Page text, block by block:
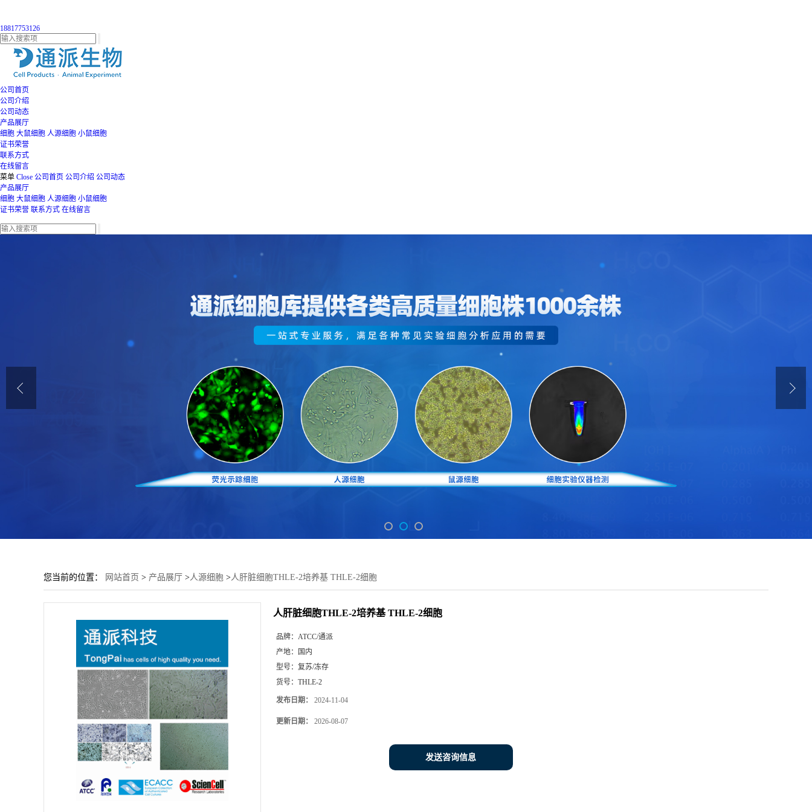
18817753126
公司首页
公司介绍
公司动态
产品展厅
细胞 大鼠细胞 人源细胞 小鼠细胞
证书荣誉
联系方式
在线留言
菜单 Close 公司首页 公司介绍 公司动态
产品展厅
细胞 大鼠细胞 人源细胞 小鼠细胞
证书荣誉 联系方式 在线留言
您当前的位置： 网站首页 > 产品展厅 >人源细胞 >人肝脏细胞THLE-2培养基 THLE-2细胞
人肝脏细胞THLE-2培养基 THLE-2细胞
品牌： ATCC/通派
产地：
国内
型号： 复苏/冻存
货号： THLE-2
发布日期： 2024-11-04
更新日期： 2026-08-07
发送咨询信息